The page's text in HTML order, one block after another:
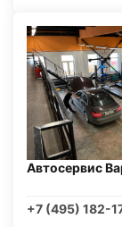
Автосервис
+7 (495) 182-